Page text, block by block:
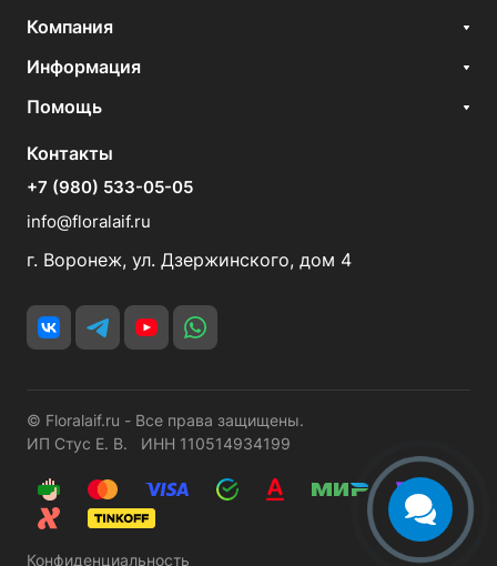
Компания
Информация
Помощь
Контакты
+7 (980) 533-05-05
info@floralaif.ru
г. Воронеж, ул. Дзержинского, дом 4
© Floralaif.ru - Все права защищены.
ИП Стус Е. В. ИНН 110514934199
Конфиденциальность